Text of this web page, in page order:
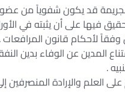
الجريمة قد يكون شفوياً من
فيها على أن يثبته في
لأحكام قانون المرافعات .
المدين عن الوفاء بدين
.
العلم والإرادة المنصرفين